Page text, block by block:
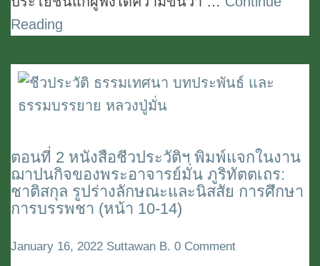
ทัต
ตเถร:
ปฏิ
นุ
สาสน์
ไตร
Reading
ตอน
ที่
2
ชีว
ตอนที่ 2 หนังสือชีวประวัติฯ พิมพ์แจกในงาน
ฌาปนกิจของพระอาจารย์มั่น ภูริทัตตเถร:
ชาติสกุล รูปร่างลักษณะและนิสสัย การศึกษา
การบรรพชา (หน้า 10-14)
January 16, 2022 Suttawan B. Comments
0 Comment